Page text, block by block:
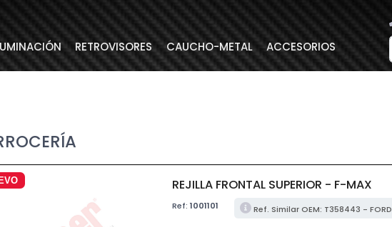
RETROVISORES CAUCHO-METAL ACCESORIOS
REJILLA FRONTAL SUPERIOR - F-MAX
Ref:1001101 Ref. Similar OEM: T358443 - FORD